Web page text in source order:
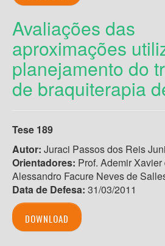
Avaliações das
aproximações
planejamento do
de braquiterapia
Tese 189
Autor: Juraci Passos dos Reis
Orientadores: Prof. Ademir
Alessandro Facure Neves de
Data de Defesa: 31/03/2011
DOWNLOAD